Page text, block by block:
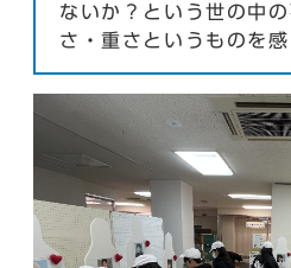
ないか？という世の中
さ・重さというものを感